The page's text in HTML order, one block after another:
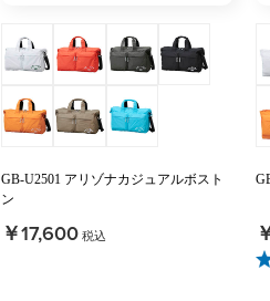
GB-U2501 アリゾナカジュアルボスト
ン
￥17,600税込